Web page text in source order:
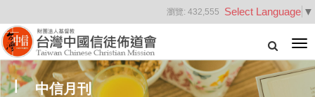
Select Language ▼
瀏覽: 432,555
中信月刊